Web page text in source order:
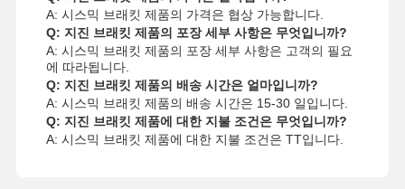
A: 시스믹 브래킷 제품의 가격은 협상 가능합니다.
Q: 지진 브래킷 제품의 포장 세부 사항은 무엇입니까?
A: 시스믹 브래킷 제품의 포장 세부 사항은 고객의 필요
에 따라됩니다.
Q: 지진 브래킷 제품의 배송 시간은 얼마입니까?
A: 시스믹 브래킷 제품의 배송 시간은 15-30 일입니다.
Q: 지진 브래킷 제품에 대한 지불 조건은 무엇입니까?
A: 시스믹 브래킷 제품에 대한 지불 조건은 TT입니다.